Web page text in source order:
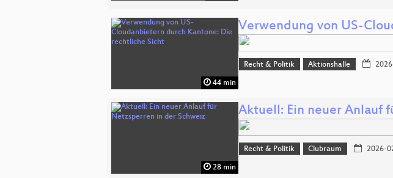
44 min
Verwendung von US-
Recht & Politik Aktionshalle
28 min
Aktuell: Ein neuer Anlauf
Recht & Politik Clubraum 2026-